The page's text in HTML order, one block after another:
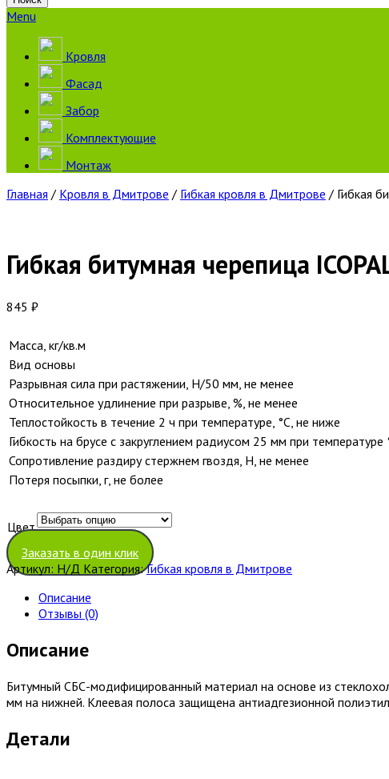
Menu
Кровля
Фасад
Забор
Комплектующие
Монтаж
Главная / Кровля в Дмитрове / Гибкая кровля в Дмитрове / Гибкая
Гибкая битумная черепица
845 ₽
Масса, кг/кв.м
Вид основы
Разрывная сила при растяжении, Н/50 мм, не менее
Относительное удлинение при разрыве, %, не менее
Теплостойкость в течение 2 ч при температуре, °С, не ниже
Гибкость на брусе с закруглением радиусом 25 мм при
Сопротивление раздиру стержнем гвоздя, Н, не менее
Потеря посыпки, г, не более
Цвет
Очистить
Заказать в один клик
Артикул: Н/Д Категория:Гибкая кровля в Дмитрове
Описание
Отзывы (0)
Описание
Битумный СБС-модифицированный материал на основе из
мм на нижней. Клеевая полоса защищена антиадгезионной
Детали